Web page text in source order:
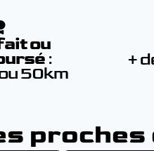
ou
:
50km
+
proches